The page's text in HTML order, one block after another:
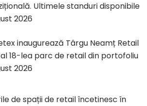
Ultimele standuri disponibile
2026
inaugurează Târgu Neamț Retail
al 18-lea parc de retail din portofoliu
2026
de spații de retail încetinesc în